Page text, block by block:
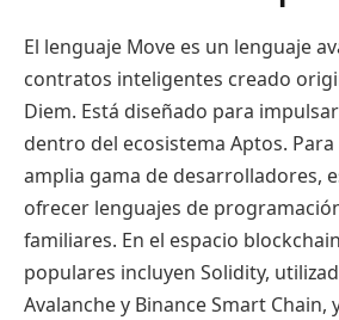
El lenguaje Move es un lenguaje
contratos inteligentes creado
Diem. Está diseñado para
dentro del ecosistema Aptos.
amplia gama de desarrolladores,
ofrecer lenguajes de
familiares. En el espacio
populares incluyen Solidity,
Avalanche y Binance Smart Chain,